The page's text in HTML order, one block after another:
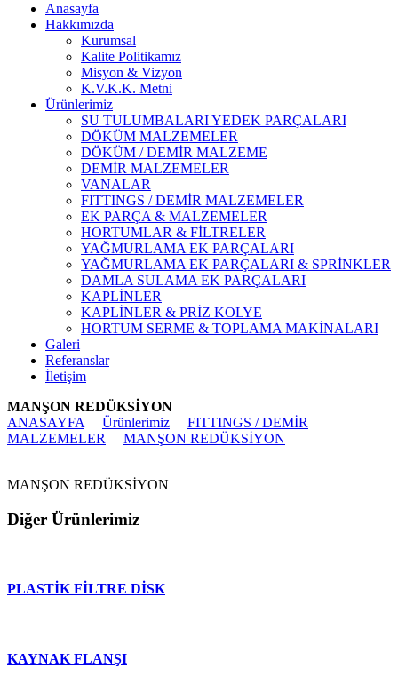
Anasayfa
Hakkımızda
Kurumsal
Kalite Politikamız
Misyon & Vizyon
K.V.K.K. Metni
Ürünlerimiz
SU TULUMBALARI YEDEK PARÇALARI
DÖKÜM MALZEMELER
DÖKÜM / DEMİR MALZEME
DEMİR MALZEMELER
VANALAR
FITTINGS / DEMİR MALZEMELER
EK PARÇA & MALZEMELER
HORTUMLAR & FİLTRELER
YAĞMURLAMA EK PARÇALARI
YAĞMURLAMA EK PARÇALARI & SPRİNKLER
DAMLA SULAMA EK PARÇALARI
KAPLİNLER
KAPLİNLER & PRİZ KOLYE
HORTUM SERME & TOPLAMA MAKİNALARI
Galeri
Referanslar
İletişim
MANŞON REDÜKSİYON
ANASAYFA
Ürünlerimiz
FITTINGS / DEMİR
MALZEMELER
MANŞON REDÜKSİYON
MANŞON REDÜKSİYON
Diğer Ürünlerimiz
PLASTİK FİLTRE DİSK
KAYNAK FLANŞI